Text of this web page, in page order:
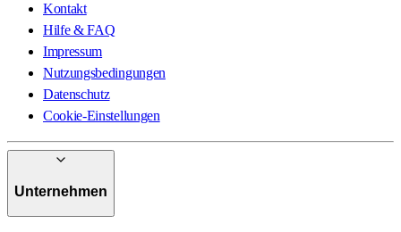
Kontakt
Hilfe & FAQ
Impressum
Nutzungsbedingungen
Datenschutz
Cookie-Einstellungen
Unternehmen